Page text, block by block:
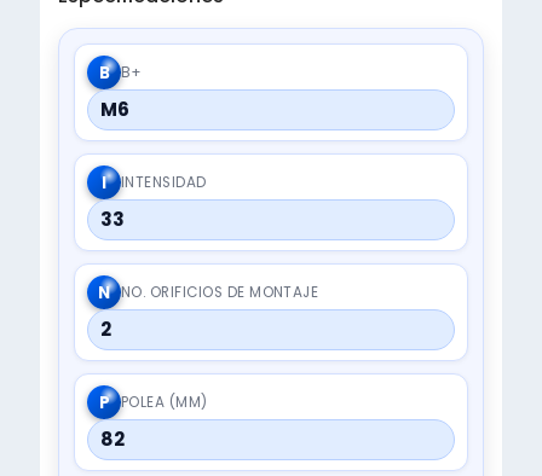
B B+
M6
I INTENSIDAD
33
N NO. ORIFICIOS DE MONTAJE
2
P POLEA (MM)
82